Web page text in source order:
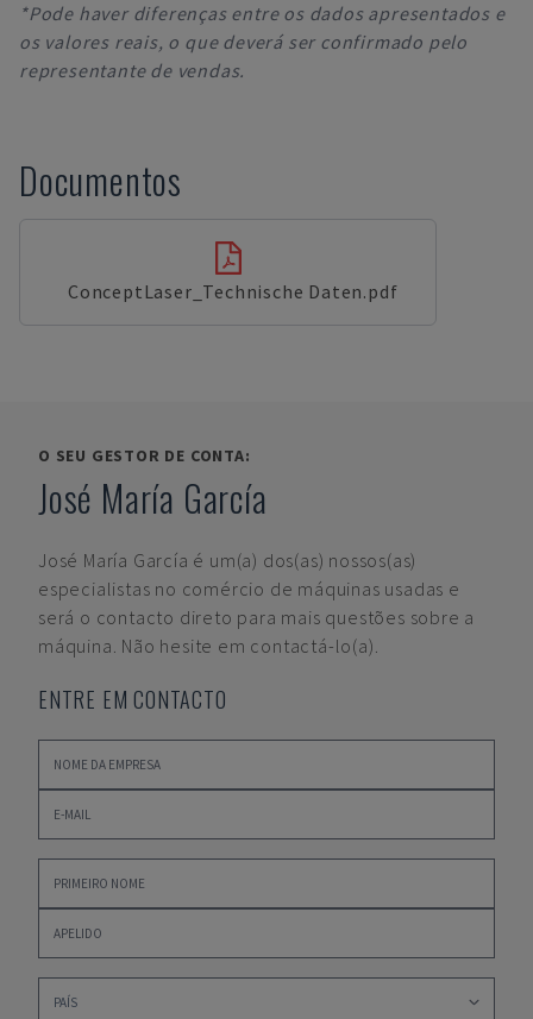
*Pode haver diferenças entre os dados apresentados e
os valores reais, o que deverá ser confirmado pelo
representante de vendas.
Documentos
ConceptLaser_Technische Daten.pdf
O SEU GESTOR DE CONTA:
José María García
José María García é um(a) dos(as) nossos(as)
especialistas no comércio de máquinas usadas e
será o contacto direto para mais questões sobre a
máquina. Não hesite em contactá-lo(a).
ENTRE EM CONTACTO